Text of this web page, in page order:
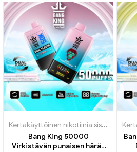
saamiseksi
Kertakäyttöinen nikotiinia sisältävä sähkötupakka
Bang King 50000
Virkistävän punaisen härän